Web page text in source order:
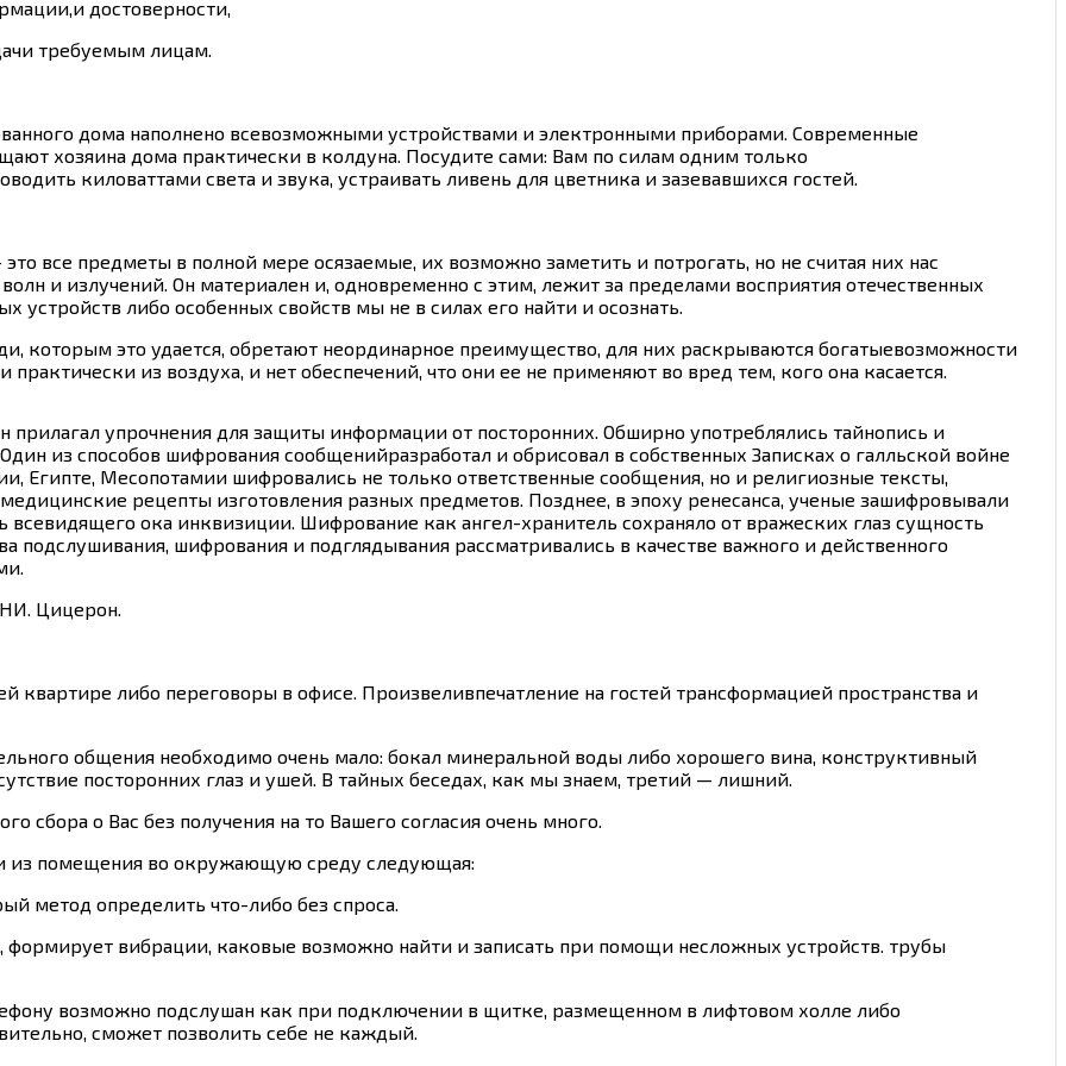
достоверности,
требуемым лицам.
дома наполнено всевозможными устройствами и электронными приборами. Современные
хозяина дома практически в колдуна. Посудите сами: Вам по силам одним только
киловаттами света и звука, устраивать ливень для цветника и зазевавшихся гостей.
все предметы в полной мере осязаемые, их возможно заметить и потрогать, но не считая них нас
и излучений. Он материален и, одновременно с этим, лежит за пределами восприятия отечественных
устройств либо особенных свойств мы не в силах его найти и осознать.
которым это удается, обретают неординарное преимущество, для них раскрываются богатыевозможности
из воздуха, и нет обеспечений, что они ее не применяют во вред тем, кого она касается.
прилагал упрочнения для защиты информации от посторонних. Обширно употреблялись тайнопись и
из способов шифрования сообщенийразработал и обрисовал в собственных Записках о галльской войне
Египте, Месопотамии шифровались не только ответственные сообщения, но и религиозные тексты,
рецепты изготовления разных предметов. Позднее, в эпоху ренесанса, ученые зашифровывали
всевидящего ока инквизиции. Шифрование как ангел-хранитель сохраняло от вражеских глаз сущность
подслушивания, шифрования и подглядывания рассматривались в качестве важного и действенного
Цицерон.
либо переговоры в офисе. Произвеливпечатление на гостей трансформацией пространства и
общения необходимо очень мало: бокал минеральной воды либо хорошего вина, конструктивный
посторонних глаз и ушей. В тайных беседах, как мы знаем, третий — лишний.
сбора о Вас без получения на то Вашего согласия очень много.
из помещения во окружающую среду следующая:
метод определить что-либо без спроса.
вибрации, каковые возможно найти и записать при помощи несложных устройств. трубы
возможно подслушан как при подключении в щитке, размещенном в лифтовом холле либо
сможет позволить себе не каждый.